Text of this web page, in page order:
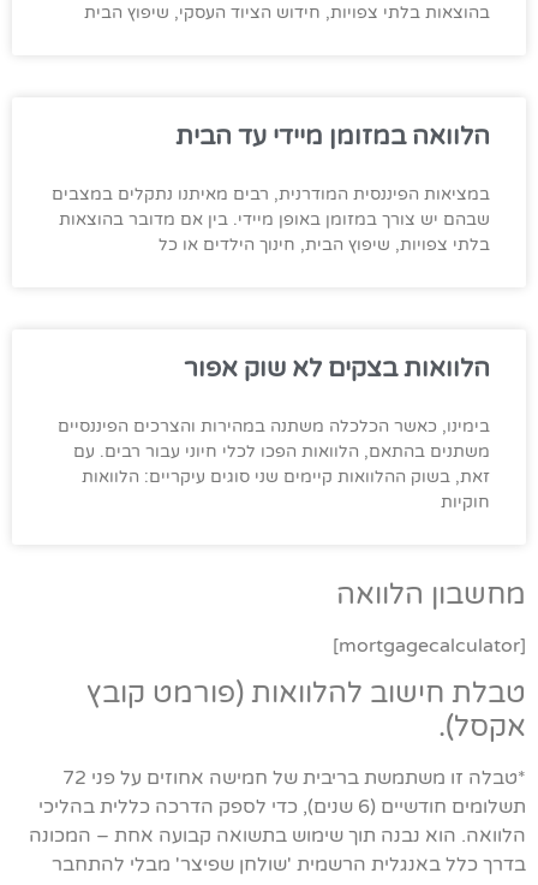
בהוצאות בלתי צפויות, חידוש הציוד העסקי, שיפוץ הבית
הלוואה במזומן מיידי עד הבית
במציאות הפיננסית המודרנית, רבים מאיתנו נתקלים במצבים
שבהם יש צורך במזומן באופן מיידי. בין אם מדובר בהוצאות
בלתי צפויות, שיפוץ הבית, חינוך הילדים או כל
הלוואות בצקים לא שוק אפור
בימינו, כאשר הכלכלה משתנה במהירות והצרכים הפיננסיים
משתנים בהתאם, הלוואות הפכו לכלי חיוני עבור רבים. עם
זאת, בשוק ההלוואות קיימים שני סוגים עיקריים: הלוואות
חוקיות
מחשבון הלוואה
[mortgagecalculator]
טבלת חישוב להלוואות (פורמט קובץ
אקסל).
*טבלה זו משתמשת בריבית של חמישה אחוזים על פני 72
תשלומים חודשיים (6 שנים), כדי לספק הדרכה כללית בהליכי
הלוואה. הוא נבנה תוך שימוש בתשואה קבועה אחת – המכונה
בדרך כלל באנגלית הרשמית 'שולחן שפיצר' מבלי להתחבר